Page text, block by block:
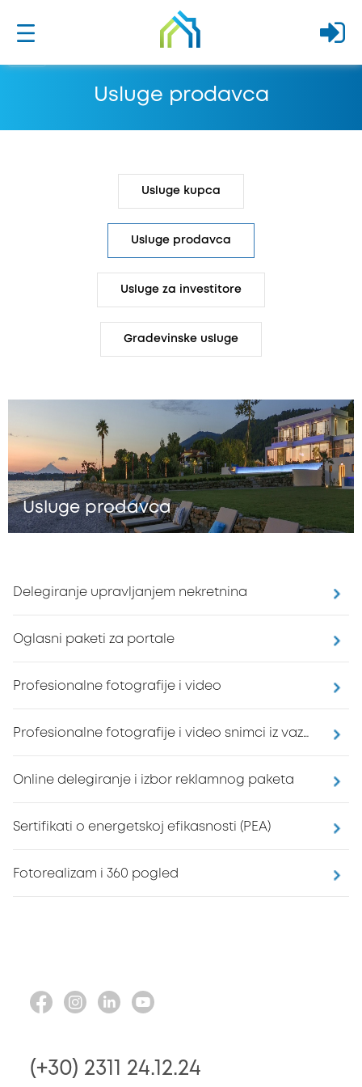
Usluge prodavca
Usluge kupca
Usluge prodavca
Usluge za investitore
Gradevinske usluge
Usluge prodavca
Delegiranje upravljanjem nekretnina
Oglasni paketi za portale
Profesionalne fotografije i video
Profesionalne fotografije i video snimci iz vazduha
Online delegiranje i izbor reklamnog paketa
Sertifikati o energetskoj efikasnosti (PEA)
Fotorealizam i 360 pogled
(+30) 2311 24.12.24